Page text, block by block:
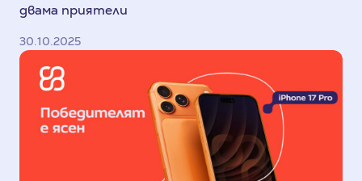
двама приятели
30.10.2025